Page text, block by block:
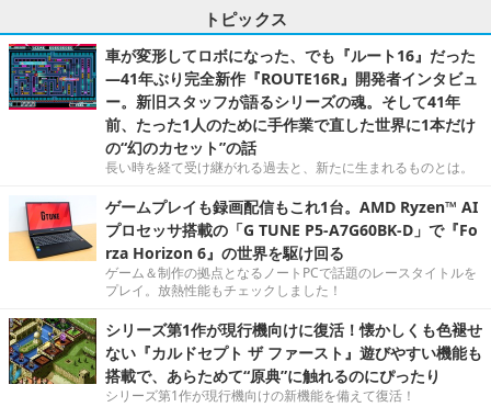
トピックス
車が変形してロボになった、でも『ルート16』だった
―41年ぶり完全新作『ROUTE16R』開発者インタビュ
ー。新旧スタッフが語るシリーズの魂。そして41年
前、たった1人のために手作業で直した世界に1本だけ
の“幻のカセット”の話
長い時を経て受け継がれる過去と、新たに生まれるものとは。
ゲームプレイも録画配信もこれ1台。AMD Ryzen™ AI
プロセッサ搭載の「G TUNE P5-A7G60BK-D」で『Fo
rza Horizon 6』の世界を駆け回る
ゲーム＆制作の拠点となるノートPCで話題のレースタイトルを
プレイ。放熱性能もチェックしました！
シリーズ第1作が現行機向けに復活！懐かしくも色褪せ
ない『カルドセプト ザ ファースト』遊びやすい機能も
搭載で、あらためて“原典”に触れるのにぴったり
シリーズ第1作が現行機向けの新機能を備えて復活！